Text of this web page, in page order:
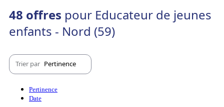
48 offres pour Educateur de jeunes
enfants - Nord (59)
Trier par Pertinence
Pertinence
Date